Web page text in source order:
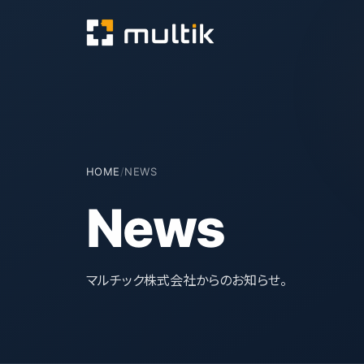
HOME/NEWS
News
マルチック株式会社からのお知らせ。